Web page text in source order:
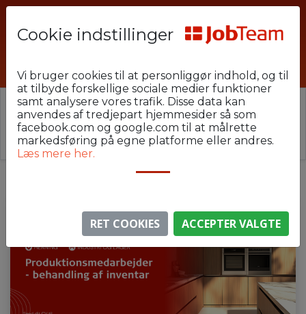
⚠️ Denne jobannonce er udløbet.
Stillingen er ikke længere aktiv, men du kan
lignende annoncer her.
Cookie indstillinger
Vi bruger cookies til at personliggør indhold, og til
at tilbyde forskellige sociale medier funktioner
samt analysere vores trafik. Disse data kan
anvendes af tredjepart hjemmesider så som
facebook.com og google.com til at målrette
markedsføring på egne platforme eller andres.
Læs mere her.
RET COOKIES ACCEPTER VALGTE